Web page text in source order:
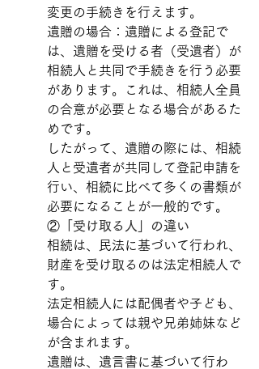
変更の手続きを行えます。
遺贈の場合：遺贈による登記で
は、遺贈を受ける者（受遺者）が
相続人と共同で手続きを行う必要
があります。これは、相続人全員
の合意が必要となる場合があるた
めです。
したがって、遺贈の際には、相続
人と受遺者が共同して登記申請を
行い、相続に比べて多くの書類が
必要になることが一般的です。
② 「受け取る人」の違い
相続は、民法に基づいて行われ、
財産を受け取るのは法定相続人で
す。
法定相続人には配偶者や子ども、
場合によっては親や兄弟姉妹など
が含まれます。
遺贈は、遺言書に基づいて行わ